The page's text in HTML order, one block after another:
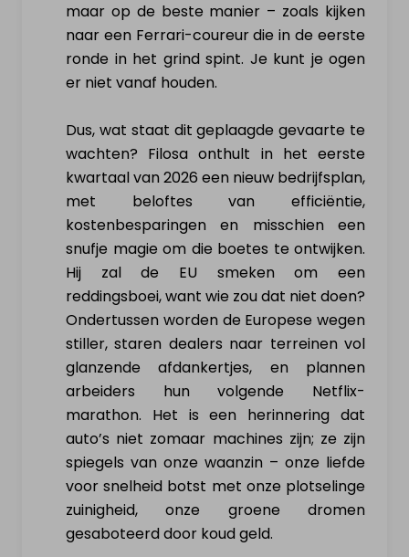
maar op de beste manier – zoals kijken
naar een Ferrari-coureur die in de eerste
ronde in het grind spint. Je kunt je ogen
er niet vanaf houden.
Dus, wat staat dit geplaagde gevaarte te
wachten? Filosa onthult in het eerste
kwartaal van 2026 een nieuw bedrijfsplan,
met beloftes van efficiëntie,
kostenbesparingen en misschien een
snufje magie om die boetes te ontwijken.
Hij zal de EU smeken om een
reddingsboei, want wie zou dat niet doen?
Ondertussen worden de Europese wegen
stiller, staren dealers naar terreinen vol
glanzende afdankertjes, en plannen
arbeiders hun volgende Netflix-
marathon. Het is een herinnering dat
auto’s niet zomaar machines zijn; ze zijn
spiegels van onze waanzin – onze liefde
voor snelheid botst met onze plotselinge
zuinigheid, onze groene dromen
gesaboteerd door koud geld.